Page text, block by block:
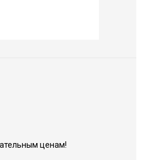
ценам!